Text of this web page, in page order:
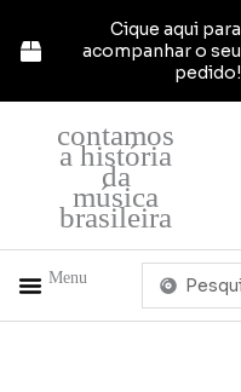
para
Cique aqui para
acompanhar o seu
pedido!
contamos
a história
da
música
brasileira
Menu
Pesquisar